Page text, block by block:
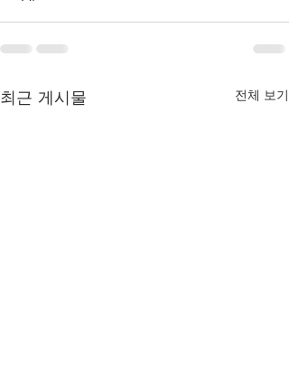
최근 게시물 전체 보기